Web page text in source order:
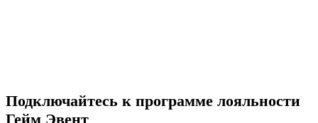
Подключайтесь к программе лояльности
Гейм Эвент